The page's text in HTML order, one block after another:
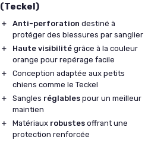
(Teckel)
＋ Anti-perforation destiné à
protéger des blessures par sanglier
＋
Haute visibilité grâce à la couleur
orange pour repérage facile
＋
Conception adaptée aux petits
chiens comme le Teckel
＋
Sangles réglables pour un meilleur
maintien
＋
Matériaux robustes offrant une
protection renforcée